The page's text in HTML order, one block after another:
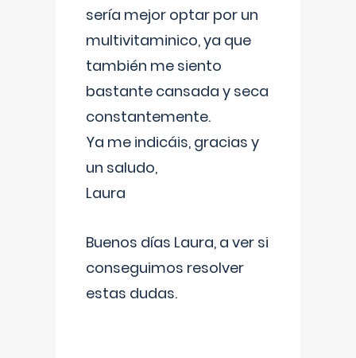
sería mejor optar por un
multivitaminico, ya que
también me siento
bastante cansada y seca
constantemente.
Ya me indicáis, gracias y
un saludo,
Laura
Buenos días Laura, a ver si
conseguimos resolver
estas dudas.